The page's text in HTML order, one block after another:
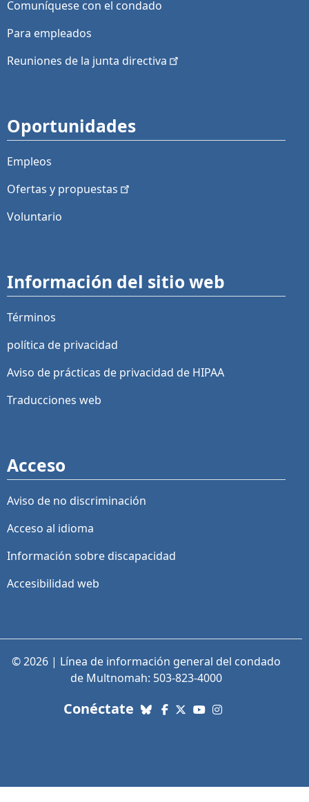
Comuníquese con el condado
Para empleados
Reuniones de la junta directiva
Oportunidades
Empleos
Ofertas y propuestas
Voluntario
Información del sitio web
Términos
política de privacidad
Aviso de prácticas de privacidad de HIPAA
Traducciones web
Acceso
Aviso de no discriminación
Acceso al idioma
Información sobre discapacidad
Accesibilidad web
© 2026 | Línea de información general del condado
de Multnomah: 503-823-4000
Conéctate con nosotros. Enlaces a
Bluesky
Facebook
X (Twitter)
YouTube
Instagram